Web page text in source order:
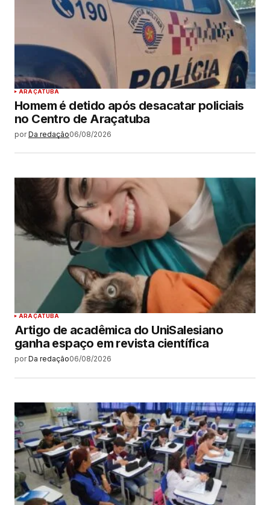
ARAÇATUBA
Homem é detido após desacatar policiais
no Centro de Araçatuba
por Da redação06/08/2026
ARAÇATUBA
Artigo de acadêmica do UniSalesiano
ganha espaço em revista científica
por Da redação06/08/2026